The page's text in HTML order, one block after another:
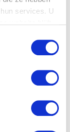
services. U